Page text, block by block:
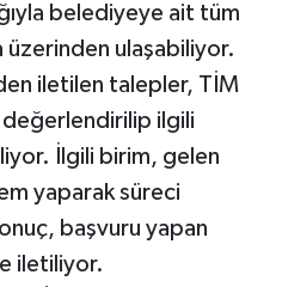
belediyeye ait tüm
ulaşabiliyor.
iletilen talepler, TİM
ilgili
İlgili birim, gelen
yaparak süreci
başvuru yapan
iletiliyor.